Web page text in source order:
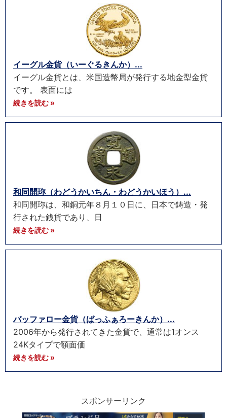
イーグル金貨（いーぐるきんか）...
イーグル金貨とは、米国造幣局が発行する地金型金貨
です。 表面には
続きを読む »
和同開珎（わどうかいちん・わどうかいほう）...
和同開珎は、和銅元年８月１０日に、日本で鋳造・発
行された銭貨であり、日
続きを読む »
バッファロー金貨（ばっふぁろーきんか）...
2006年から発行されてきた金貨で、通常は1オンス
24Kタイプで額面価
続きを読む »
スポンサーリンク